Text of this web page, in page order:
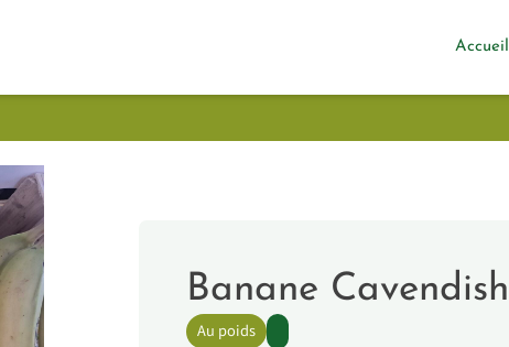
Accueil
Banane Cavendish
Au poids